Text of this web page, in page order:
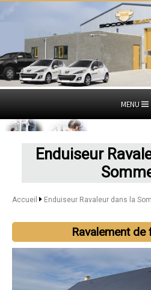
MENU
Enduiseur
Accueil Enduiseur Ravaleur dans la
Ravalement de